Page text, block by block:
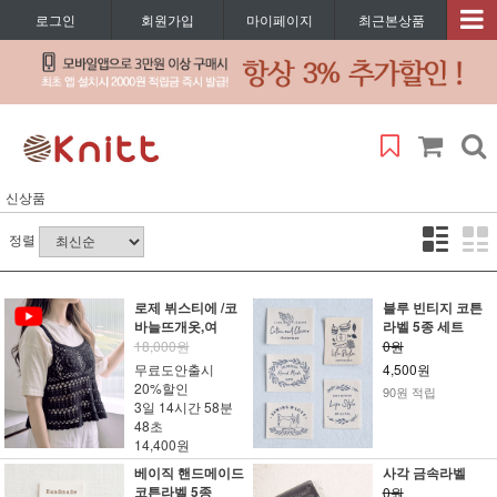
로그인 회원가입 마이페이지 최근본상품
신상품
정렬
로제 뷔스티에 /코
바늘뜨개옷,여
18,000원
무료도안출시
20%할인
3일 14시간 58분
48초
14,400원
블루 빈티지 코튼
라벨 5종 세트
0원
4,500원
90원 적립
베이직 핸드메이드
코튼라벨 5종
사각 금속라벨
0원